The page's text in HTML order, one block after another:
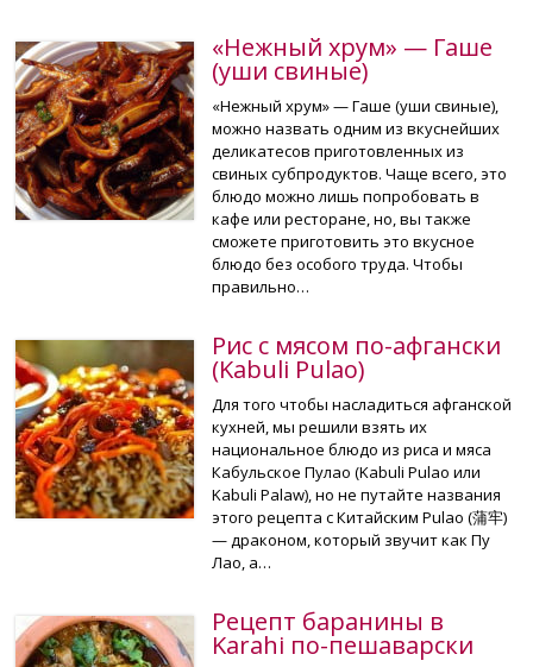
«Нежный хрум» — Гаше
(уши свиные)
«Нежный хрум» — Гаше (уши свиные),
можно назвать одним из вкуснейших
деликатесов приготовленных из
свиных субпродуктов. Чаще всего, это
блюдо можно лишь попробовать в
кафе или ресторане, но, вы также
сможете приготовить это вкусное
блюдо без особого труда. Чтобы
правильно…
Рис с мясом по-афгански
(Kabuli Pulao)
Для того чтобы насладиться афганской
кухней, мы решили взять их
национальное блюдо из риса и мяса
Кабульское Пулао (Kabuli Pulao или
Kabuli Palaw), но не путайте названия
этого рецепта с Китайским Pulao (蒲牢)
— драконом, который звучит как Пу
Лао, а…
Рецепт баранины в
Karahi по-пешаварски